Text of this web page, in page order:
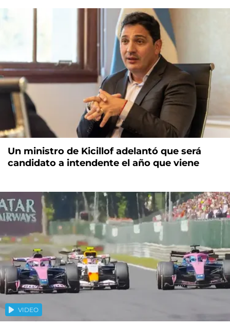
Un ministro de Kicillof adelantó que será
candidato a intendente el año que viene
VIDEO